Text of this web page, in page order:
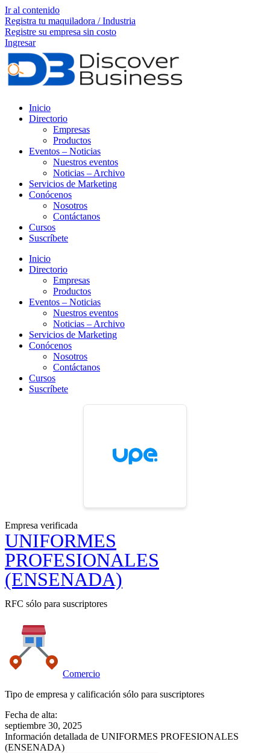
Ir al contenido
Registra tu maquiladora / Industria
Registre su empresa sin costo
Ingresar
Inicio
Directorio
Empresas
Productos
Eventos – Noticias
Nuestros eventos
Noticias – Archivo
Servicios de Marketing
Conócenos
Nosotros
Contáctanos
Cursos
Suscríbete
Inicio
Directorio
Empresas
Productos
Eventos – Noticias
Nuestros eventos
Noticias – Archivo
Servicios de Marketing
Conócenos
Nosotros
Contáctanos
Cursos
Suscríbete
Empresa verificada
UNIFORMES
PROFESIONALES
(ENSENADA)
RFC sólo para suscriptores
Comercio
Tipo de empresa y calificación sólo para suscriptores
Fecha de alta:
septiembre 30, 2025
Información detallada de UNIFORMES PROFESIONALES
(ENSENADA)